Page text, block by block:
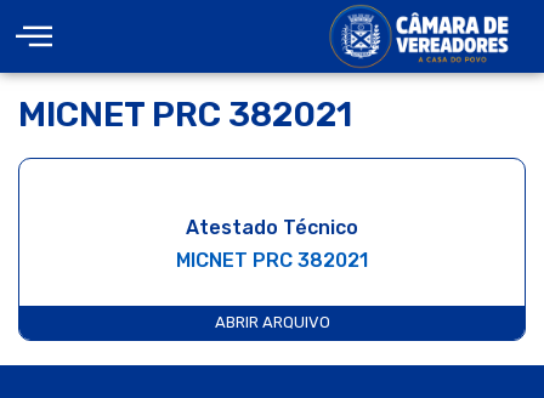
MICNET PRC 382021
Atestado Técnico
MICNET PRC 382021
ABRIR ARQUIVO